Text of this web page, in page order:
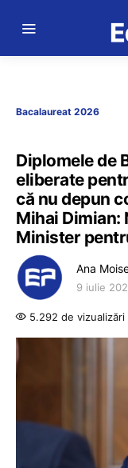
Bacalaureat 2026
Diplomele de
eliberate
că nu depun
Mihai Dimian:
Minister
Ana
9 iulie
5.292 de vizualizări